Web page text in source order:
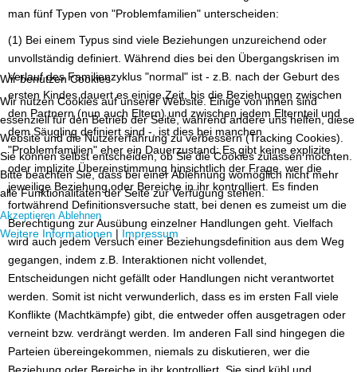
man fünf Typen von "Problemfamilien" unterscheiden:
(1) Bei einem Typus sind viele Beziehungen unzureichend oder
unvollständig definiert. Während dies bei den Übergangskrisen im
Verlauf des Familienzyklus "normal" ist - z.B. nach der Geburt des
ersten Kindes dauert es einige Zeit, bis die Beziehungen zwischen
den Partnern (nun auch Eltern) und zwischen jedem Elternteil und
dem Säugling definiert sind -, ist dies bei manchen
"Problemfamilien" eher ein Dauerzustand: Es gibt keine explizite
oder implizite Übereinstimmung hinsichtlich der Frage, wer die
jeweilige Beziehung oder Bereiche in ihr kontrolliert. Es finden
fortwährend Definitionsversuche statt, bei denen es zumeist um die
Berechtigung zur Ausübung einzelner Handlungen geht. Vielfach
wird auch jedem Versuch einer Beziehungsdefinition aus dem Weg
gegangen, indem z.B. Interaktionen nicht vollendet,
Entscheidungen nicht gefällt oder Handlungen nicht verantwortet
werden. Somit ist nicht verwunderlich, dass es im ersten Fall viele
Konflikte (Machtkämpfe) gibt, die entweder offen ausgetragen oder
verneint bzw. verdrängt werden. Im anderen Fall sind hingegen die
Parteien übereingekommen, niemals zu diskutieren, wer die
Wir benutzen Cookies
Wir nutzen Cookies auf unserer Website. Einige von ihnen sind
essenziell für den Betrieb der Seite, während andere uns helfen, diese
Website und die Nutzererfahrung zu verbessern (Tracking Cookies).
Sie können selbst entscheiden, ob Sie die Cookies zulassen möchten.
Bitte beachten Sie, dass bei einer Ablehnung womöglich nicht mehr
alle Funktionalitäten der Seite zur Verfügung stehen.
Akzeptieren Ablehnen
Weitere Informationen | Impressum